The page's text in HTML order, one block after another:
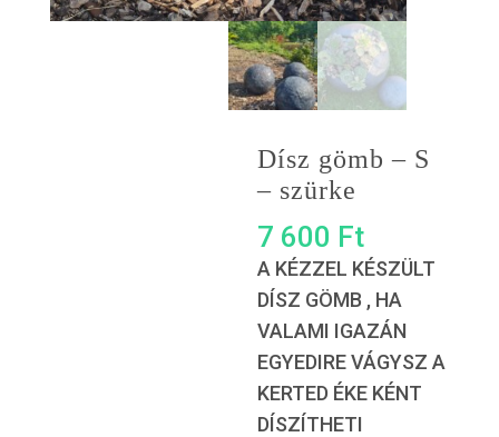
Dísz gömb – S
– szürke
7 600 Ft
A KÉZZEL KÉSZÜLT
DÍSZ GÖMB , HA
VALAMI IGAZÁN
EGYEDIRE VÁGYSZ A
KERTED ÉKE KÉNT
DÍSZÍTHETI